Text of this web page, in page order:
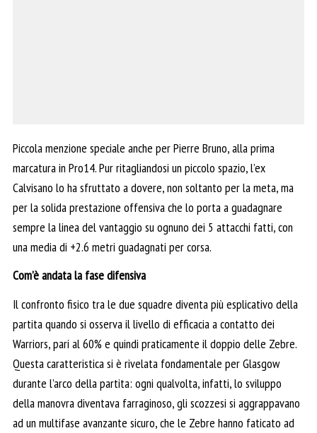
Piccola menzione speciale anche per Pierre Bruno, alla prima
marcatura in Pro14. Pur ritagliandosi un piccolo spazio, l’ex
Calvisano lo ha sfruttato a dovere, non soltanto per la meta, ma
per la solida prestazione offensiva che lo porta a guadagnare
sempre la linea del vantaggio su ognuno dei 5 attacchi fatti, con
una media di +2.6 metri guadagnati per corsa.
Com’è andata la fase difensiva
Il confronto fisico tra le due squadre diventa più esplicativo della
partita quando si osserva il livello di efficacia a contatto dei
Warriors, pari al 60% e quindi praticamente il doppio delle Zebre.
Questa caratteristica si è rivelata fondamentale per Glasgow
durante l’arco della partita: ogni qualvolta, infatti, lo sviluppo
della manovra diventava farraginoso, gli scozzesi si aggrappavano
ad un multifase avanzante sicuro, che le Zebre hanno faticato ad